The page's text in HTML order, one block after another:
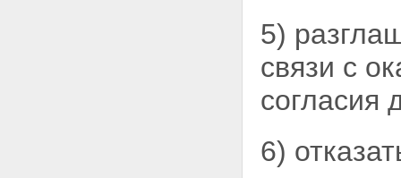
5)
связи с
согласия
6)